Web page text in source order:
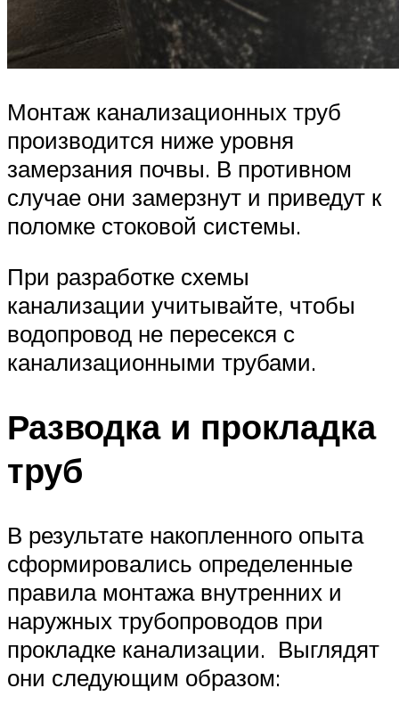
Монтаж канализационных труб
производится ниже уровня
замерзания почвы. В противном
случае они замерзнут и приведут к
поломке стоковой системы.
При разработке схемы
канализации учитывайте, чтобы
водопровод не пересекся с
канализационными трубами.
Разводка и прокладка
труб
В результате накопленного опыта
сформировались определенные
правила монтажа внутренних и
наружных трубопроводов при
прокладке канализации. Выглядят
они следующим образом: